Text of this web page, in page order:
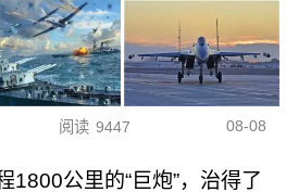
阅读 9447 08-08
1800公里的“巨炮”，治得了